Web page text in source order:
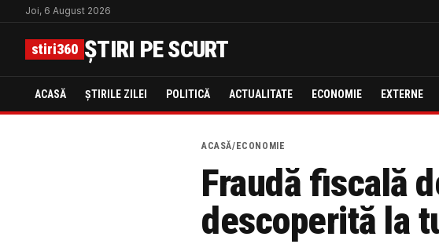
Joi, 6 August 2026
stiri360 ȘTIRI PE SCURT
ACASĂ ȘTIRILE ZILEI POLITICĂ ACTUALITATE ECONOMIE EXTERNE
ACASĂ/ ECONOMIE
Fraudă fiscală
descoperită la